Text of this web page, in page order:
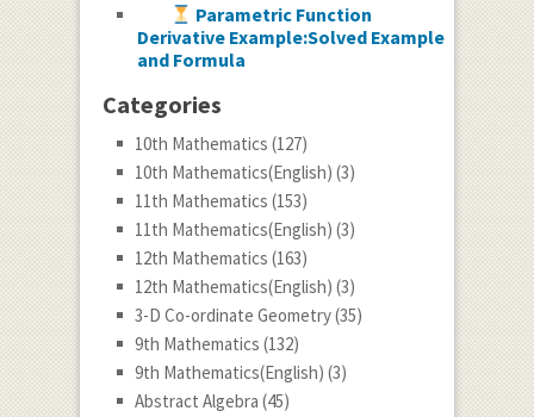
Parametric Function
Derivative Example:Solved Example
and Formula
Categories
10th Mathematics (127)
10th Mathematics(English) (3)
11th Mathematics (153)
11th Mathematics(English) (3)
12th Mathematics (163)
12th Mathematics(English) (3)
3-D Co-ordinate Geometry(35)
9th Mathematics (132)
9th Mathematics(English) (3)
Abstract Algebra (45)